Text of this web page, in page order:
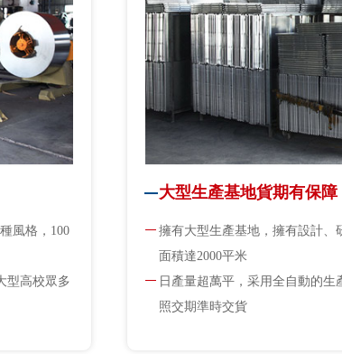
風格，100
型高校眾多
大型生產基地貨期有保障
擁有大型生產基地，擁有設計、
面積達2000平米
日產量超萬平，采用全自動的
照交期準時交貨